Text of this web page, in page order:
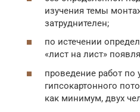
изучения темы
затруднителен;
по истечении
«лист на лист»
проведение работ по
гипсокартонного
как минимум, двух